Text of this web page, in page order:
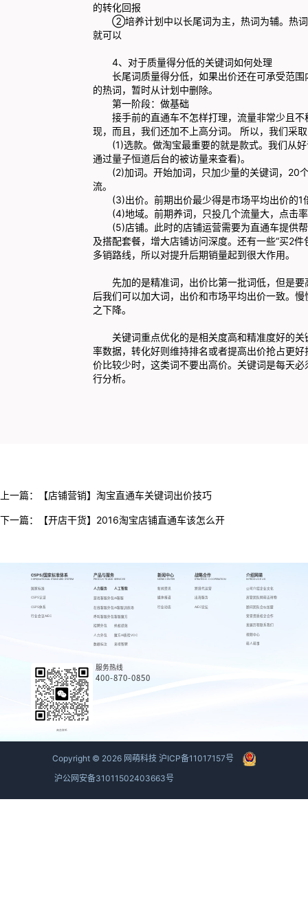
的转化回报
②培养计划中以长尾词为主，热词为辅。热词
就可以
4、对于质量得分低的关键词如何处理
长尾词质量得分低，如果出价还在可承受范围
的热词，暂时从计划中删除。
第一阶段：做基础
接手前的直通车不怎样打理，流量非常少且不
现，而且，我们还加不上高分词。 所以，我们采
(1)选款。做淘宝最重要的就是款式。我们从好
通过量子恒道后台的被访量来查看)。
(2)加词。开始加词，只加少量的关键词，20个
流。
(3)出价。前期出价最少得是市场平均出价的1
(4)地域。前期养词，只投几个流量大，点击率
(5)店铺。此时的店铺运营需要为直通车提供帮
及搭配套餐，增大店铺访问深度。还有一些“买2
多销路线，所以对提升后期销量起到很大作用。
先加的是精准词，出价比第一批词低，但是要
后我们可以加大词，出价和市场平均出价一致。
之下降。
关键词重点优化的是相关度高和精准度好的关
率数据，转化好则维持排名或者提高出价抢占更
价比较少时，这类词不要出高价。关键词是每天
行分析。
上一篇： 【店铺营销】淘宝直通车关键词出价技巧
下一篇： 【开店干货】2016淘宝店铺直通车该怎么开
CSPS/国家标准体系
CSPS/NATIONAL STANDARD SYSTEM
国家标准
CSPS认证
CSPS体系
行业会议AIEC
产品与服务
PRODUCTS AND SERVICES
人力服务
游戏客服外包
在线客服外包
呼叫客服外包
招聘外包
人力外包
数据标注
人工智能
AI客服
AI客服训练场
客服魔方
蚂蚁绩效
魔方AI质检VOC
来呗智聘
新闻中心
NEWS CENTER
新闻资讯
媒体报道
行业动态
战略合作
STRATEGIC COOPERATION
跨境代运营
出海服务
AIEC论坛
介绍网萌
INTRODUCE US
公司介绍
高管团队
顾问团队
荣誉资质
发展历程
视频中心
萌人萌事
企业文化
网萌吉祥物
合伙加盟
校企合作
联系我们
商务联系
服务热线
400-870-0850
Copyright © 2026 网萌科技 沪ICP备11017157号
沪公网安备31011502403663号